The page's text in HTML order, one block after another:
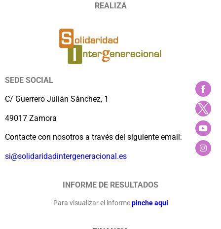
REALIZA
SEDE SOCIAL
C/ Guerrero Julián Sánchez, 1
49017 Zamora
Contacte con nosotros a través del siguiente email:
si@solidaridadintergeneracional.es
INFORME DE RESULTADOS
Para visualizar el informe pinche aquí